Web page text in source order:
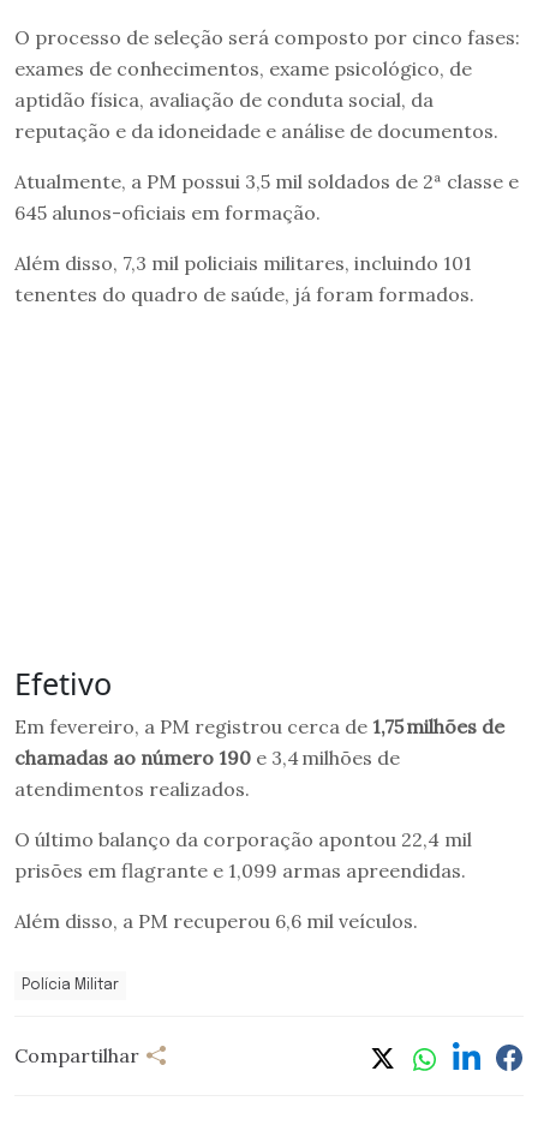
O processo de seleção será composto por cinco fases:
exames de conhecimentos, exame psicológico, de
aptidão física, avaliação de conduta social, da
reputação e da idoneidade e análise de documentos.
Atualmente, a PM possui 3,5 mil soldados de 2ª classe e
645 alunos-oficiais em formação.
Além disso, 7,3 mil policiais militares, incluindo 101
tenentes do quadro de saúde, já foram formados.
Efetivo
Em fevereiro, a PM registrou cerca de 1,75 milhões de
chamadas ao número 190 e 3,4 milhões de
atendimentos realizados.
O último balanço da corporação apontou 22,4 mil
prisões em flagrante e 1,099 armas apreendidas.
Além disso, a PM recuperou 6,6 mil veículos.
Polícia Militar
Compartilhar